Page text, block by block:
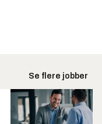
Se flere jobber